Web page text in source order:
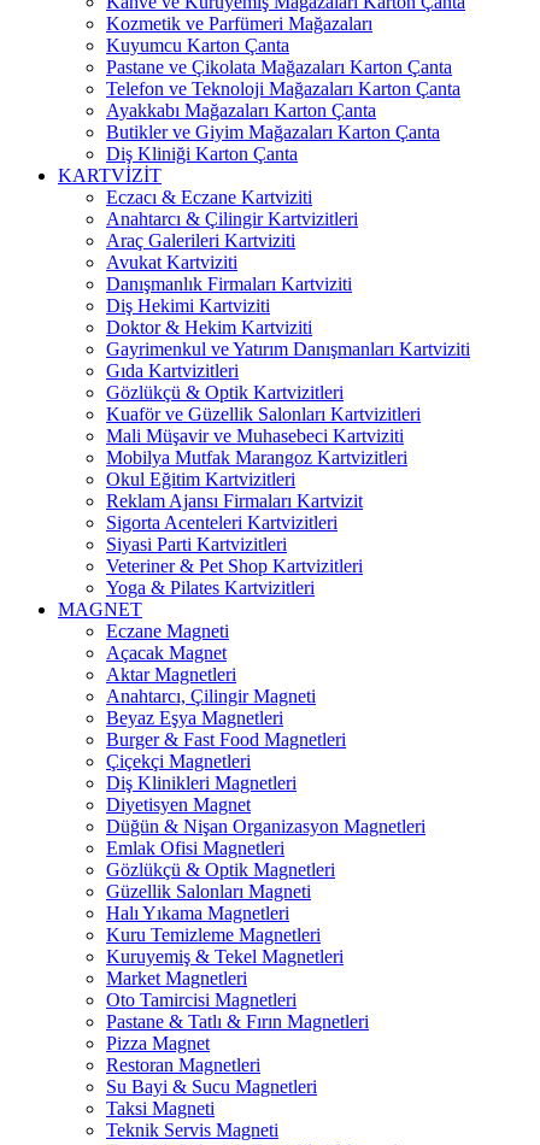
Kozmetik ve Parfümeri Mağazaları
Kuyumcu Karton Çanta
Pastane ve Çikolata Mağazaları Karton Çanta
Telefon ve Teknoloji Mağazaları Karton Çanta
Ayakkabı Mağazaları Karton Çanta
Butikler ve Giyim Mağazaları Karton Çanta
Diş Kliniği Karton Çanta
KARTVİZİT
Eczacı & Eczane Kartviziti
Anahtarcı & Çilingir Kartvizitleri
Araç Galerileri Kartviziti
Avukat Kartviziti
Danışmanlık Firmaları Kartviziti
Diş Hekimi Kartviziti
Doktor & Hekim Kartviziti
Gayrimenkul ve Yatırım Danışmanları Kartviziti
Gıda Kartvizitleri
Gözlükçü & Optik Kartvizitleri
Kuaför ve Güzellik Salonları Kartvizitleri
Mali Müşavir ve Muhasebeci Kartviziti
Mobilya Mutfak Marangoz Kartvizitleri
Okul Eğitim Kartvizitleri
Reklam Ajansı Firmaları Kartvizit
Sigorta Acenteleri Kartvizitleri
Siyasi Parti Kartvizitleri
Veteriner & Pet Shop Kartvizitleri
Yoga & Pilates Kartvizitleri
MAGNET
Eczane Magneti
Açacak Magnet
Aktar Magnetleri
Anahtarcı, Çilingir Magneti
Beyaz Eşya Magnetleri
Burger & Fast Food Magnetleri
Çiçekçi Magnetleri
Diş Klinikleri Magnetleri
Diyetisyen Magnet
Düğün & Nişan Organizasyon Magnetleri
Emlak Ofisi Magnetleri
Gözlükçü & Optik Magnetleri
Güzellik Salonları Magneti
Halı Yıkama Magnetleri
Kuru Temizleme Magnetleri
Kuruyemiş & Tekel Magnetleri
Market Magnetleri
Oto Tamircisi Magnetleri
Pastane & Tatlı & Fırın Magnetleri
Pizza Magnet
Restoran Magnetleri
Su Bayi & Sucu Magnetleri
Taksi Magneti
Teknik Servis Magneti